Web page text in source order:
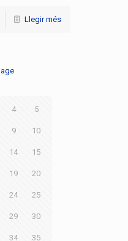
Llegir més
4 5
9 10
14 15
19 20
24 25
29 30
34 35